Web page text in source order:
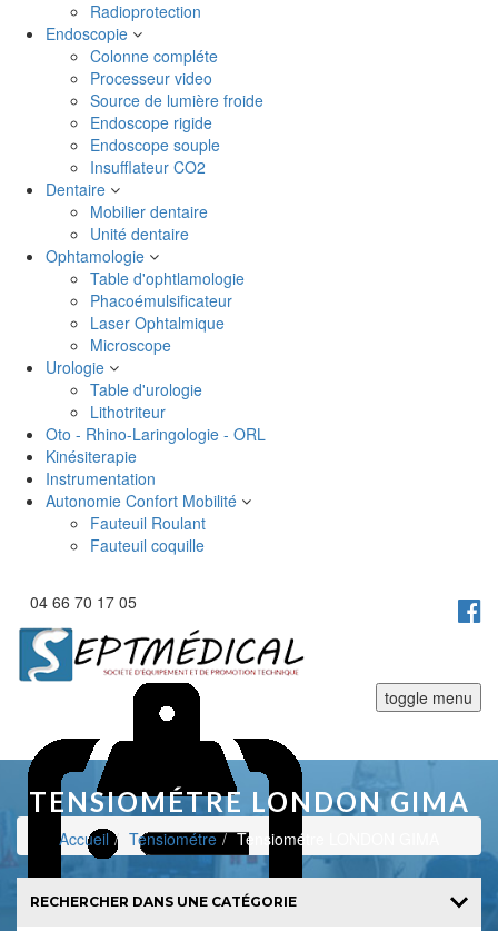
Radioprotection
Endoscopie
Colonne compléte
Processeur video
Source de lumière froide
Endoscope rigide
Endoscope souple
Insufflateur CO2
Dentaire
Mobilier dentaire
Unité dentaire
Ophtamologie
Table d'ophtlamologie
Phacoémulsificateur
Laser Ophtalmique
Microscope
Urologie
Table d'urologie
Lithotriteur
Oto - Rhino-Laringologie - ORL
Kinésiterapie
Instrumentation
Autonomie Confort Mobilité
Fauteuil Roulant
Fauteuil coquille
04 66 70 17 05
toggle menu
TENSIOMÉTRE LONDON GIMA
Accueil Tensiométre Tensiométre LONDON GIMA